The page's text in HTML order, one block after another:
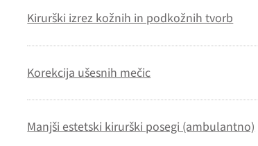
Kirurški izrez kožnih in podkožnih tvorb
Korekcija ušesnih mečic
Manjši estetski kirurški posegi (ambulantno)